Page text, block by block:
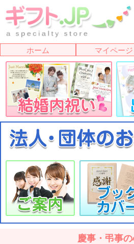
ホーム マイページ
慶事・弔事